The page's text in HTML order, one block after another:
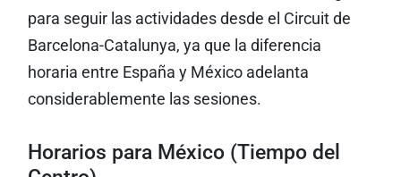
para seguir las actividades desde el Circuit de
Barcelona-Catalunya, ya que la diferencia
horaria entre España y México adelanta
considerablemente las sesiones.
Horarios para México (Tiempo del